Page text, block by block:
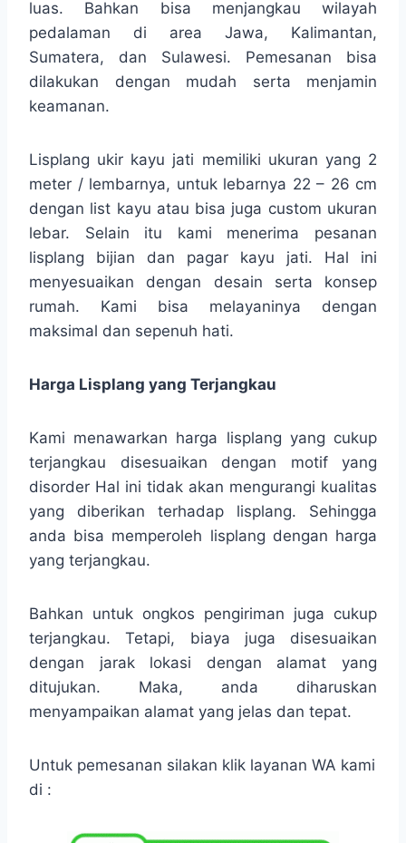
luas. Bahkan bisa menjangkau wilayah
pedalaman di area Jawa, Kalimantan,
Sumatera, dan Sulawesi. Pemesanan bisa
dilakukan dengan mudah serta menjamin
keamanan.
Lisplang ukir kayu jati memiliki ukuran yang 2
meter / lembarnya, untuk lebarnya 22 – 26 cm
dengan list kayu atau bisa juga custom ukuran
lebar. Selain itu kami menerima pesanan
lisplang bijian dan pagar kayu jati. Hal ini
menyesuaikan dengan desain serta konsep
rumah. Kami bisa melayaninya dengan
maksimal dan sepenuh hati.
Harga Lisplang yang Terjangkau
Kami menawarkan harga lisplang yang cukup
terjangkau disesuaikan dengan motif yang
disorder Hal ini tidak akan mengurangi kualitas
yang diberikan terhadap lisplang. Sehingga
anda bisa memperoleh lisplang dengan harga
yang terjangkau.
Bahkan untuk ongkos pengiriman juga cukup
terjangkau. Tetapi, biaya juga disesuaikan
dengan jarak lokasi dengan alamat yang
ditujukan. Maka, anda diharuskan
menyampaikan alamat yang jelas dan tepat.
Untuk pemesanan silakan klik layanan WA kami
di :